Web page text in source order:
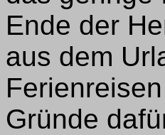
Ende der
aus dem
Gründe